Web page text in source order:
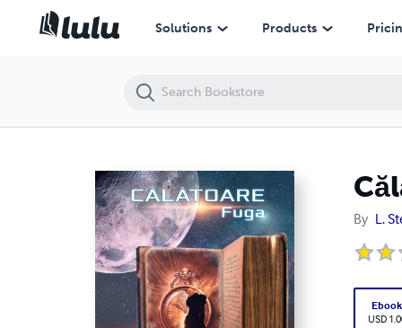
Solutions Products
By L.
Ebook
USD
Călătoare - Fuga (Volumul 1)